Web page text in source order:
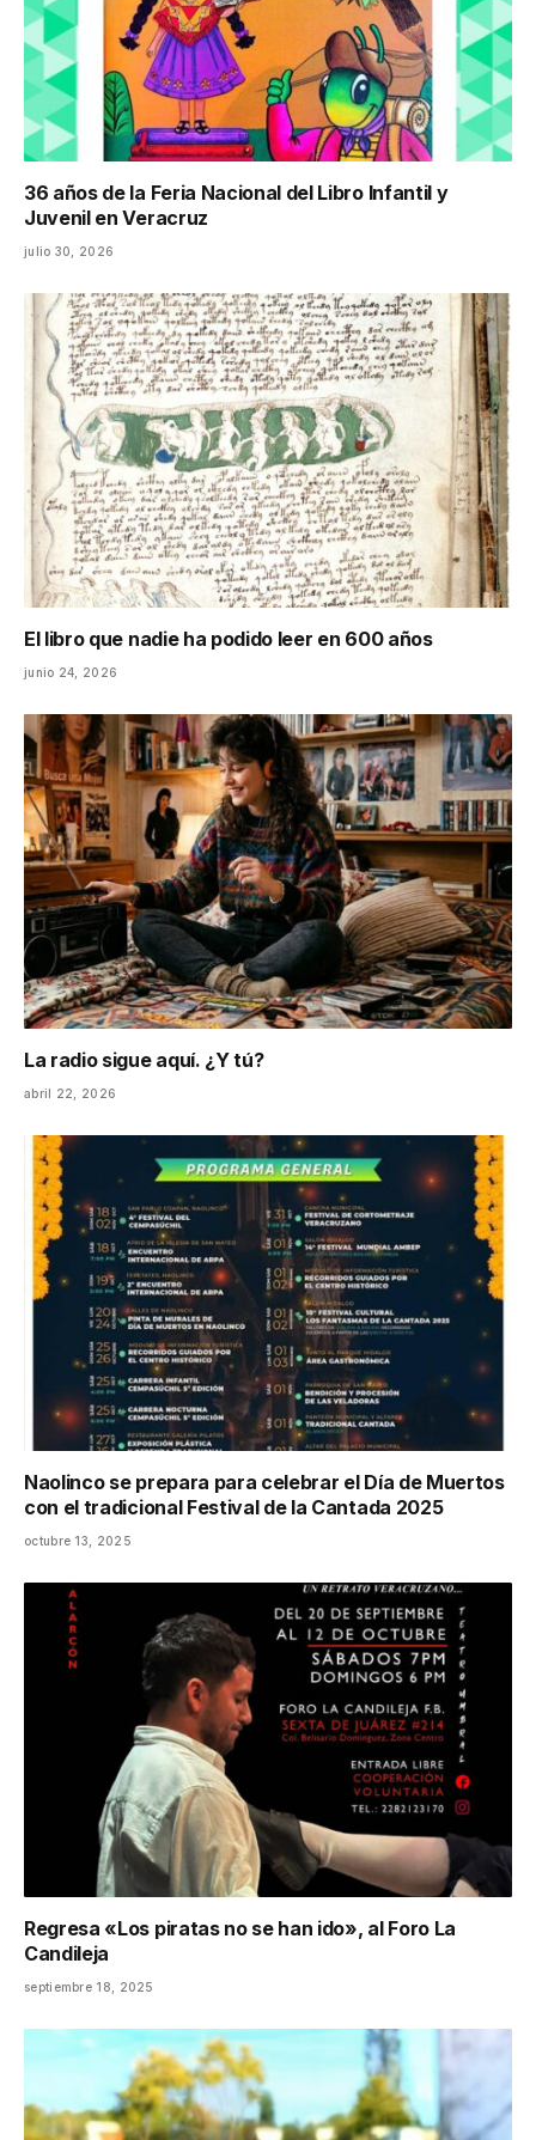
36 años de la Feria Nacional del Libro Infantil y
Juvenil en Veracruz
julio 30, 2026
El libro que nadie ha podido leer en 600 años
junio 24, 2026
La radio sigue aquí. ¿Y tú?
abril 22, 2026
Naolinco se prepara para celebrar el Día de Muertos
con el tradicional Festival de la Cantada 2025
octubre 13, 2025
Regresa «Los piratas no se han ido», al Foro La
Candileja
septiembre 18, 2025